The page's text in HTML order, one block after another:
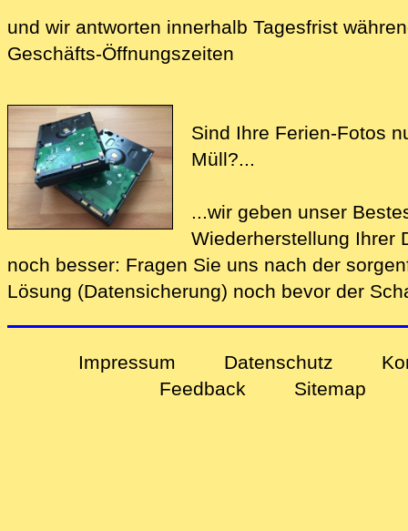
und wir antworten innerhalb Tagesfrist
Geschäfts-Öffnungszeiten
Sind Ihre Ferien-Fotos
Müll?...
...wir geben unser
Wiederherstellung
noch bes‍ser: Fragen Sie uns nach der
Lösung (Datensicherung) noch bevor der
Impressum Datenschutz
Feedback
Sitemap